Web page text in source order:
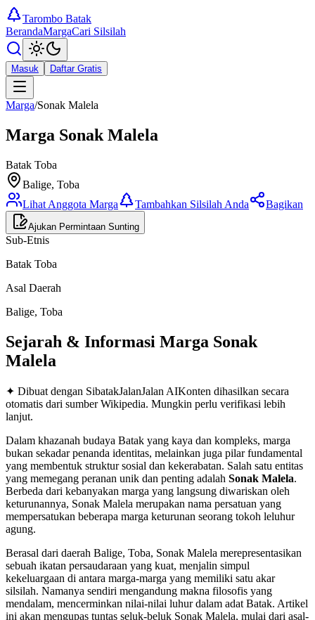
Tarombo Batak
BerandaMargaCari Silsilah
Masuk Daftar Gratis
Marga/Sonak Malela
Marga Sonak Malela
Batak Toba
Balige, Toba
Lihat Anggota Marga
Tambahkan Silsilah Anda Bagikan
Ajukan Permintaan Sunting
Sub-Etnis
Batak Toba
Asal Daerah
Balige, Toba
Sejarah & Informasi Marga Sonak
Malela
✦ Dibuat dengan SibatakJalanJalan AIKonten dihasilkan secara
otomatis dari sumber Wikipedia. Mungkin perlu verifikasi lebih
lanjut.
Dalam khazanah budaya Batak yang kaya dan kompleks, marga
bukan sekadar penanda identitas, melainkan juga pilar fundamental
yang membentuk struktur sosial dan kekerabatan. Salah satu entitas
yang memegang peranan unik dan penting adalah Sonak Malela.
Berbeda dari kebanyakan marga yang langsung diwariskan oleh
keturunannya, Sonak Malela merupakan nama persatuan yang
mempersatukan beberapa marga keturunan seorang tokoh leluhur
agung.
Berasal dari daerah Balige, Toba, Sonak Malela merepresentasikan
sebuah ikatan persaudaraan yang kuat, menjalin simpul
kekeluargaan di antara marga-marga yang memiliki satu akar
silsilah. Namanya sendiri mengandung makna filosofis yang
mendalam, mencerminkan nilai-nilai luhur dalam adat Batak. Artikel
ini akan mengupas tuntas seluk-beluk Sonak Malela, mulai dari asal-